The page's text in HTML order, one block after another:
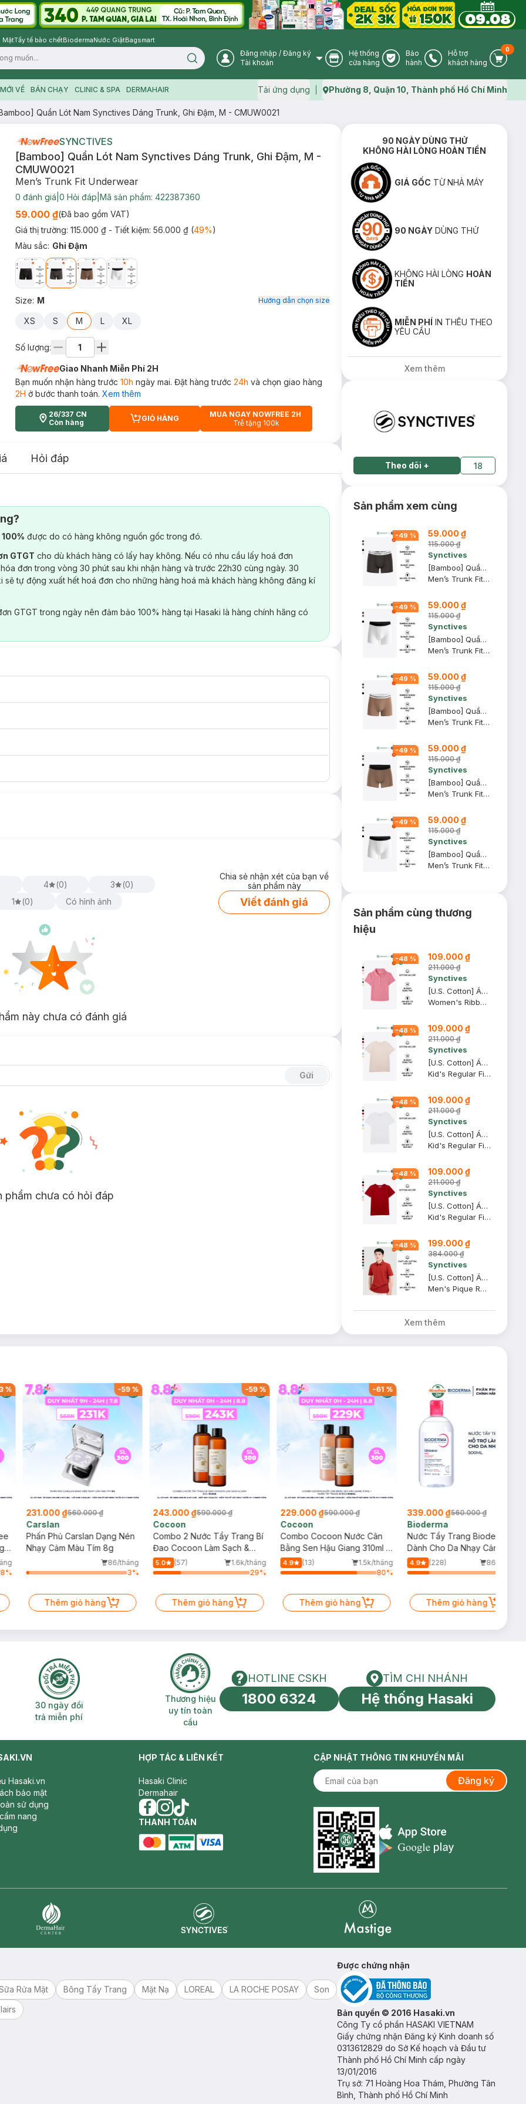
MặtTẩy tế bào chếtBiodermaNước GiặtBagsmart
Search icon User Icon
Đăng nhập / Đăng ký
Tài khoản
Store Icon
Hệ thống
cửa hàng
Warranty Icon
Bảo
hành
Phone Icon
Hỗ trợ
khách hàng
Cart
0
VỀ BÁN CHẠY CLINIC & SPA DERMAHAIR Tải ứng dụng Map icon
Phường 8, Quận 10, Thành phố Hồ Chí Minh
Quần Lót Nam Synctives Dáng Trunk, Ghi Đậm, M - CMUW0021
SYNCTIVES
[Bamboo] Quần Lót Nam Synctives Dáng Trunk, Ghi Đậm, M -
CMUW0021
Men’s Trunk Fit Underwear
0 đánh giá 0 Hỏi đáp Mã sản phẩm: 422387360
59.000 ₫(Đã bao gồm VAT)
Giá thị trường: 115.000 ₫ - Tiết kiệm: 56.000 ₫(49%)
Màu sắc: Ghi Đậm
Size: M Hướng dẫn chọn size
XS S M L XL
Số lượng:
Giao Nhanh Miễn Phí 2H
Bạn muốn nhận hàng trước 10h ngày mai. Đặt hàng trước 24h và chọn giao hàng
2H ở bước thanh toán. Xem thêm
26/337 CN
Còn hàng
CART PLUS ICON
GIỎ HÀNG
MUA NGAY NOWFREE 2H
Trễ tặng 100k
Hỏi đáp
được do có hàng không nguồn gốc trong đó.
GTGT cho dù khách hàng có lấy hay không. Nếu có nhu cầu lấy hoá đơn
đơn trong vòng 30 phút sau khi nhận hàng và trước 22h30 cùng ngày. 30
sẽ tự động xuất hết hoá đơn cho những hàng hoá mà khách hàng không đăng kí
GTGT trong ngày nên đảm bảo 100% hàng tại Hasaki là hàng chính hãng có
4 (0) 3 (0)
1
(0) Có hình ảnh
Chia sẻ nhận xét của bạn về
sản phẩm này
Viết đánh giá
này chưa có đánh giá
Gửi
phẩm chưa có hỏi đáp
90 NGÀY DÙNG THỬ
KHÔNG HÀI LÒNG HOÀN TIỀN
GIÁ GỐC TỪ NHÀ MÁY
90 NGÀY DÙNG THỬ
KHÔNG HÀI LÒNG HOÀN
TIỀN
MIỄN PHÍ IN THÊU THEO
YÊU CẦU
Xem thêm
Theo dõi + 18
Sản phẩm xem cùng
-49 % 59.000 ₫
115.000 ₫
Synctives
[Bamboo] Quần Lót Nam Synctives Dáng Trunk, Ghi Đậm, XL - CMUW0028
Men’s Trunk Fit Underwear
-49 % 59.000 ₫
115.000 ₫
Synctives
[Bamboo] Quần Lót Nam Synctives Dáng Trunk, Trắng, L - CMUW0021
Men’s Trunk Fit Underwear
-49 % 59.000 ₫
115.000 ₫
Synctives
[Bamboo] Quần Lót Nam Synctives Dáng Trunk, Nâu Đất, L - CMUW0022
Men’s Trunk Fit Underwear
-49 % 59.000 ₫
115.000 ₫
Synctives
[Bamboo] Quần Lót Nam Synctives Dáng Trunk, Nâu Đất, M - CMUW0016
Men’s Trunk Fit Underwear
-49 % 59.000 ₫
115.000 ₫
Synctives
[Bamboo] Quần Lót Nam Synctives Dáng Trunk, Trắng, S - CMUW0021
Men’s Trunk Fit Underwear
Sản phẩm cùng thương
hiệu
-48 % 109.000 ₫
211.000 ₫
Synctives
[U.S. Cotton] Áo Polo Nữ Synctives Slim Fit Cropped, Hồng Mận, S - CWPO0007
Women's Ribbed Polo Shirt
-48 % 109.000 ₫
211.000 ₫
Synctives
[U.S. Cotton] Áo Thun Trẻ Em Synctives Regular Fit, Be Sữa, 8 - CCTS0005
Kid's Regular Fit T-Shirt
-48 % 109.000 ₫
211.000 ₫
Synctives
[U.S. Cotton] Áo Thun Trẻ Em Synctives Regular Fit, Trắng, 8 - CCTS0005
Kid's Regular Fit T-Shirt
-48 % 109.000 ₫
211.000 ₫
Synctives
[U.S. Cotton] Áo Thun Trẻ Em Synctives Regular Fit, Ðỏ Rượu, 3T - CCTS0005
Kid's Regular Fit T-Shirt
-48 % 199.000 ₫
384.000 ₫
Synctives
[U.S. Cotton] Áo Polo Nam Synctives Regular Fit, Ðỏ, 2XL - CMPO0008
Men's Pique Regular Fit Classic Polo Shirt
Xem thêm
%
%
-59%
231.000 ₫560.000 ₫
Carslan
Phấn Phủ Carslan Dạng Nén
Nhạy Cảm Màu Tím 8g
86/tháng
3%
Thêm giỏ hàng
-59%
243.000 ₫590.000 ₫
Cocoon
Combo 2 Nước Tẩy Trang Bí
Đao Cocoon Làm Sạch &
Giảm Dầu 500ml
5.0 (57)
1.6k/tháng
29%
Thêm giỏ hàng
-61 %
229.000 ₫590.000 ₫
Cocoon
Combo Cocoon Nước Cân
Bằng Sen Hậu Giang 310ml +
Nước Tẩy Trang Bí Đao
500ml
4.9 (13)
1.5k/tháng
80%
Thêm giỏ hàng
339.000 ₫560.000 ₫
Bioderma
Nước Tẩy Trang Bioderma
Dành Cho Da Nhạy Cảm
500ml
4.9 (228)
861/tháng
Thêm giỏ hàng
30 ngày đổi trả miễn phí
30 ngày đổi
trả miễn phí
Thương hiệu uy tín toàn cầu
Thương hiệu
uy tín toàn
cầu
HOTLINE CSKH
HOTLINE CSKH
1800 6324
Tìm chi nhánh
TÌM CHI NHÁNH
Hệ thống Hasaki
Hasaki.vn
bảo mật
sử dụng
nang
HỢP TÁC & LIÊN KẾT
Hasaki Clinic
Dermahair
facebook
instagram
tiktok
THANH TOÁN
CẬP NHẬT THÔNG TIN KHUYẾN MÃI
Đăng ký
Appstore icon
Rửa Mặt Bông Tẩy Trang Mặt Nạ LOREAL LA ROCHE POSAY
Son
Được chứng nhận
Bản quyền © 2016 Hasaki.vn
Công Ty cổ phần HASAKI VIETNAM
Giấy chứng nhận Đăng ký Kinh doanh số
0313612829 do Sở Kế hoạch và Đầu tư
Thành phố Hồ Chí Minh cấp ngày
13/01/2016
Trụ sở: 71 Hoàng Hoa Thám, Phường Tân
Bình, Thành phố Hồ Chí Minh